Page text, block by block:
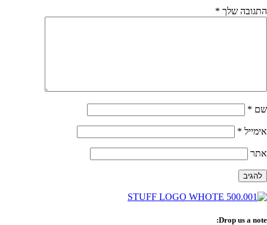
התגובה שלך *
שם *
אימייל *
אתר
Drop us a note: